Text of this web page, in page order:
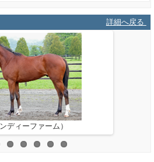
詳細へ戻る
ディーファーム）